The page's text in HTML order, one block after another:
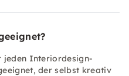
jeden Interiordesign-
der selbst kreativ